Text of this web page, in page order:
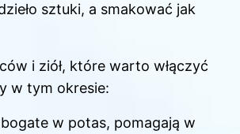
sztuki, a smakować jak
i ziół, które warto włączyć
w tym okresie:
w potas, pomagają w